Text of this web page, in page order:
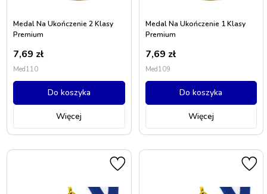
Medal Na Ukończenie 2 Klasy
Premium
7,69 zł
Med110
Więcej
Do koszyka
Medal Na Ukończenie 1 Klasy
Premium
7,69 zł
Med109
Więcej
Do koszyka